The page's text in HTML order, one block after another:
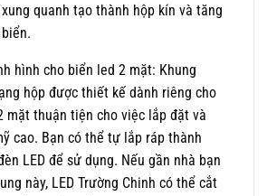
quanh tạo thành hộp kín và tăng
hình cho biển led 2 mặt: Khung
hộp được thiết kế dành riêng cho
mặt thuận tiện cho việc lắp đặt và
cao. Bạn có thể tự lắp ráp thành
LED để sử dụng. Nếu gần nhà bạn
này, LED Trường Chinh có thể cắt